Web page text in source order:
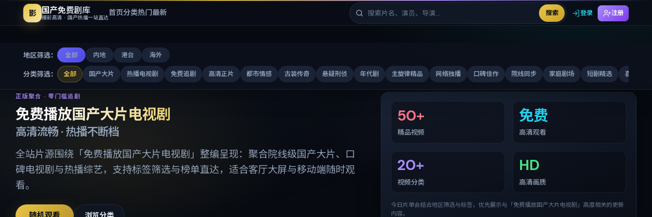
影 国产免费剧库
臻彩高清 · 国产热播一站直达
首页分类热门最新 搜索 登录 注册
地区筛选： 全部 内地 港台 海外
分类筛选： 全部 国产大片 热播电视剧 免费追剧 高清正片 都市情感 古装传奇 悬疑刑侦 年代剧 主旋律精品 网络独播 口碑佳作 院线同步 家庭剧场 短剧精选 喜剧合家
免费播放国产大片电视剧-国产免费剧库
正版聚合 · 零门槛追剧
免费播放国产大片电视剧
高清流畅 · 热播不断档
全站片源围绕「免费播放国产大片电视剧 」整编呈现：聚合院线级国产大片、口
碑电视剧与热播综艺，支持标签筛选与榜单直达，适合客厅大屏与移动端随时观
看。
50+
精品视频
免费
高清观看
20+
视频分类
HD
高清画质
今日片单会结合地区筛选与标签，优先展示与「免费播放国产大片电视剧 」高度相关的更新
内容。